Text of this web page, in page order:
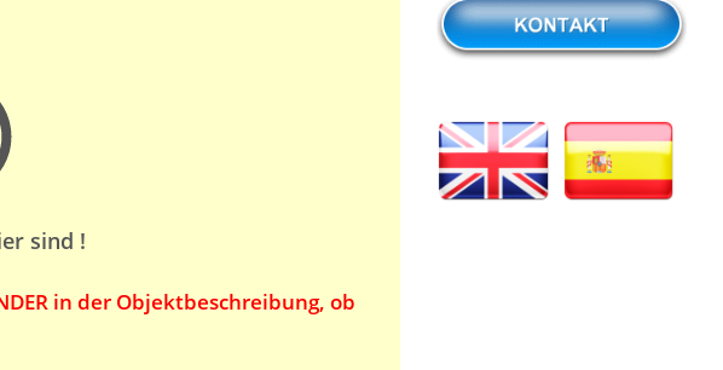
sind !
in der Objektbeschreibung, ob